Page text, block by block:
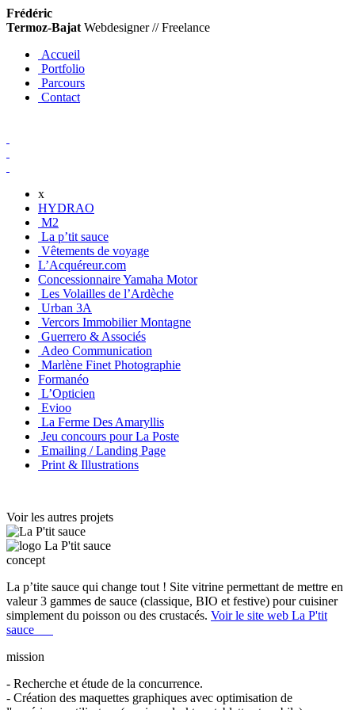
Frédéric
Termoz-Bajat Webdesigner // Freelance
Accueil
Portfolio
Parcours
Contact
x
HYDRAO
M2
La p’tit sauce
Vêtements de voyage
L’Acquéreur.com
Concessionnaire Yamaha Motor
Les Volailles de l’Ardèche
Urban 3A
Vercors Immobilier Montagne
Guerrero & Associés
Adeo Communication
Marlène Finet Photographie
Formanéo
L’Opticien
Evioo
La Ferme Des Amaryllis
Jeu concours pour La Poste
Emailing / Landing Page
Print & Illustrations
Voir les autres projets
concept
La p’tite sauce qui change tout ! Site vitrine permettant de mettre en
valeur 3 gammes de sauce (classique, BIO et festive) pour cuisiner
simplement du poisson ou des crustacés. Voir le site web La P'tit
sauce
mission
- Recherche et étude de la concurrence.
- Création des maquettes graphiques avec optimisation de